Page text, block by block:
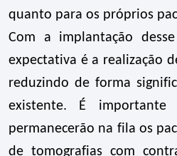
quanto para os próprios
Com a implantação
expectativa é a realização
reduzindo de forma
existente. É importante
permanecerão na fila os
de tomografias com